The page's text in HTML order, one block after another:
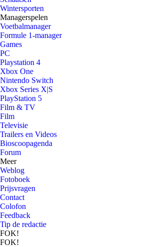
Wintersporten
Managerspelen
Voetbalmanager
Formule 1-manager
Games
PC
Playstation 4
Xbox One
Nintendo Switch
Xbox Series X|S
PlayStation 5
Film & TV
Film
Televisie
Trailers en Videos
Bioscoopagenda
Forum
Meer
Weblog
Fotoboek
Prijsvragen
Contact
Colofon
Feedback
Tip de redactie
FOK!
FOK!